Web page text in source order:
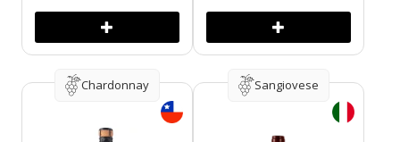
Chardonnay Sangiovese